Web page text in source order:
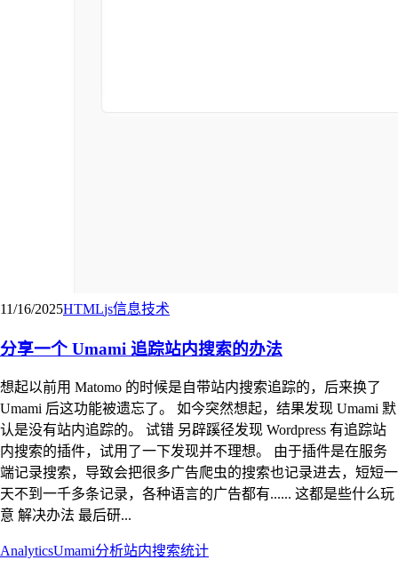
11/16/2025HTMLjs信息技术
分享一个 Umami 追踪站内搜索的办法
想起以前用 Matomo 的时候是自带站内搜索追踪的，后来换了
Umami 后这功能被遗忘了。 如今突然想起，结果发现 Umami 默
认是没有站内追踪的。 试错 另辟蹊径发现 Wordpress 有追踪站
内搜索的插件，试用了一下发现并不理想。 由于插件是在服务
端记录搜索，导致会把很多广告爬虫的搜索也记录进去，短短一
天不到一千多条记录，各种语言的广告都有...... 这都是些什么玩
意 解决办法 最后研...
AnalyticsUmami分析站内搜索统计